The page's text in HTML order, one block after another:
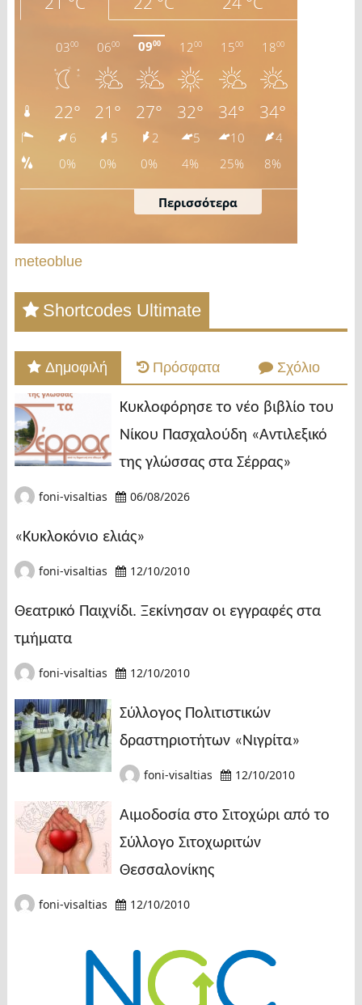
meteoblue
Shortcodes Ultimate
Δημοφιλή Πρόσφατα Σχόλιο
Κυκλοφόρησε το νέο βιβλίο του
Νίκου Πασχαλούδη «Αντιλεξικό
της γλώσσας στα Σέρρας»
foni-visaltias 06/08/2026
«Κυκλοκόνιο ελιάς»
foni-visaltias 12/10/2010
Θεατρικό Παιχνίδι. Ξεκίνησαν οι εγγραφές στα
τμήματα
foni-visaltias 12/10/2010
Σύλλογος Πολιτιστικών
δραστηριοτήτων «Νιγρίτα»
foni-visaltias 12/10/2010
Αιμοδοσία στο Σιτοχώρι από το
Σύλλογο Σιτοχωριτών
Θεσσαλονίκης
foni-visaltias 12/10/2010